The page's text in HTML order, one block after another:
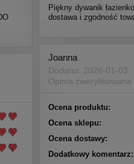
Piękny dywanik
dostawa i zgodność
Joanna
Dodano: 2026-01-03
Opinia zweryfikowana
Ocena produktu:
Ocena sklepu:
Ocena dostawy:
Dodatkowy komentarz: